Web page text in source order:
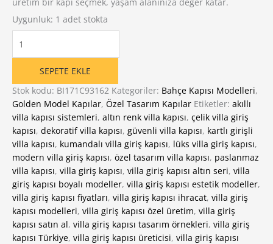
Uygunluk: 1 adet stokta
Serisi
Giriş
Kapısı
adet
SEPETE EKLE
Stok kodu: BI171C93162 Kategoriler: Bahçe Kapısı Modelleri,
Golden Model Kapılar, Özel Tasarım Kapılar Etiketler: akıllı
villa kapısı sistemleri, altın renk villa kapısı, çelik villa giriş
kapısı, dekoratif villa kapısı, güvenli villa kapısı, kartlı girişli
villa kapısı, kumandalı villa giriş kapısı, lüks villa giriş kapısı,
modern villa giriş kapısı, özel tasarım villa kapısı, paslanmaz
villa kapısı, villa giriş kapısı, villa giriş kapısı altın seri, villa
giriş kapısı boyalı modeller, villa giriş kapısı estetik modeller,
villa giriş kapısı fiyatları, villa giriş kapısı ihracat, villa giriş
kapısı modelleri, villa giriş kapısı özel üretim, villa giriş
kapısı satın al, villa giriş kapısı tasarım örnekleri, villa giriş
kapısı Türkiye, villa giriş kapısı üreticisi, villa giriş kapısı